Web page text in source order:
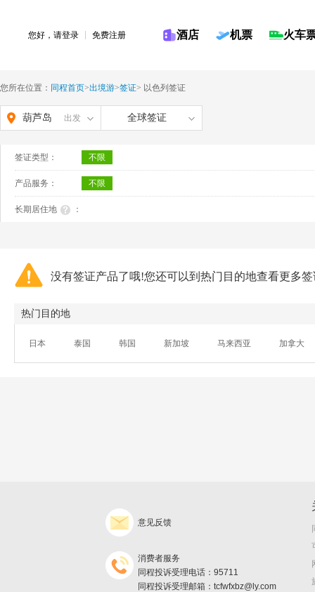
您好，请登录 免费注册 酒店 机票 火车
您所在位置： 同程首页>出境游>签证> 以色列签证
葫芦岛 出发 全球签证
签证类型： 不限
产品服务： 不限
长期居住地 ：
没有签证产品了哦!您还可以到热门目的地查看更多
热门目的地
日本 泰国 韩国 新加坡 马来西亚 加拿大
意见反馈
消费者服务
同程投诉受理电话：95711
同程投诉受理邮箱：tcfwfxbz@ly.com